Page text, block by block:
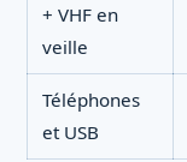
+ VHF en
veille
Téléphones
et USB